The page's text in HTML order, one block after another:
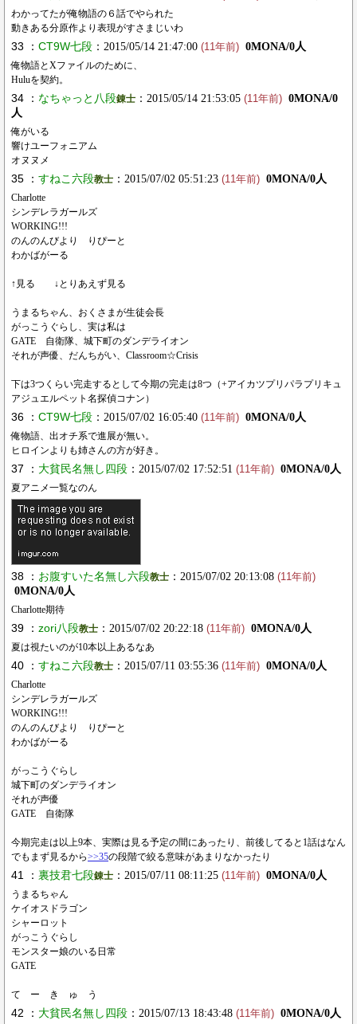
わかってたが俺物語の６話でやられた
動きある分原作より表現がすさまじいわ
33 ： CT9W七段 ：2015/05/14 21:47:00 (11年前) 0MONA/0人
俺物語とXファイルのために、
Huluを契約。
34 ： なちゃっと八段錬士 ：2015/05/14 21:53:05 (11年前) 0MONA/0
人
俺がいる
響けユーフォニアム
オヌヌメ
35 ： すねこ六段教士 ：2015/07/02 05:51:23 (11年前) 0MONA/0人
Charlotte
シンデレラガールズ
WORKING!!!
のんのんびより りぴーと
わかばがーる
↑見る ↓とりあえず見る
うまるちゃん、おくさまが生徒会長
がっこうぐらし、実は私は
GATE 自衛隊、城下町のダンデライオン
それが声優、だんちがい、Classroom☆Crisis
下は3つくらい完走するとして今期の完走は8つ（+アイカツプリパラプリキュ
アジュエルペット名探偵コナン）
36 ： CT9W七段 ：2015/07/02 16:05:40 (11年前) 0MONA/0人
俺物語、出オチ系で進展が無い。
ヒロインよりも姉さんの方が好き。
37 ： 大貧民名無し四段 ：2015/07/02 17:52:51 (11年前) 0MONA/0人
夏アニメ一覧なのん
38 ： お腹すいた名無し六段教士 ：2015/07/02 20:13:08 (11年前)
0MONA/0人
Charlotte期待
39 ： zori八段教士 ：2015/07/02 20:22:18 (11年前) 0MONA/0人
夏は視たいのが10本以上あるなあ
40 ： すねこ六段教士 ：2015/07/11 03:55:36 (11年前) 0MONA/0人
Charlotte
シンデレラガールズ
WORKING!!!
のんのんびより りぴーと
わかばがーる
がっこうぐらし
城下町のダンデライオン
それが声優
GATE 自衛隊
今期完走は以上9本、実際は見る予定の間にあったり、前後してると1話はなん
でもまず見るから>>35の段階で絞る意味があまりなかったり
41 ： 裏技君七段錬士 ：2015/07/11 08:11:25 (11年前) 0MONA/0人
うまるちゃん
ケイオスドラゴン
シャーロット
がっこうぐらし
モンスター娘のいる日常
GATE
て ー き ゅ う
42 ： 大貧民名無し四段 ：2015/07/13 18:43:48 (11年前) 0MONA/0人